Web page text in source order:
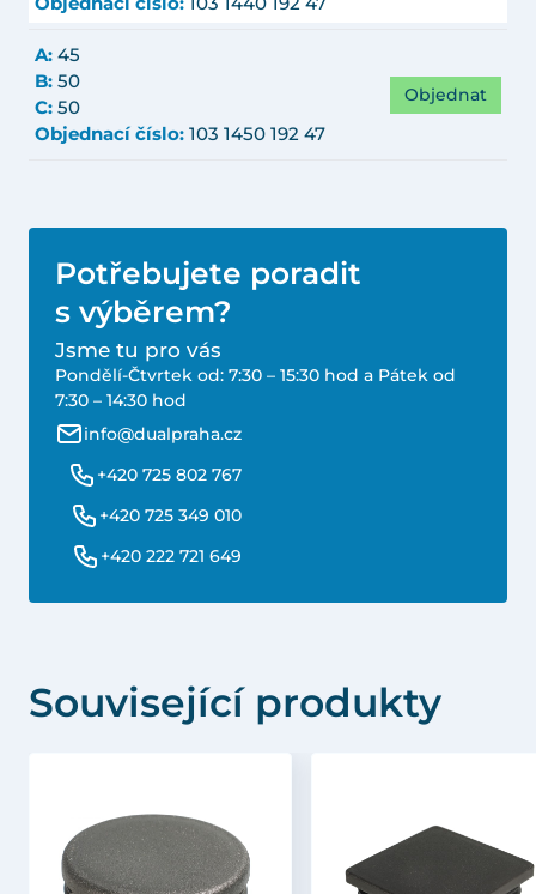
A: 45
B: 50
C: 50
Objednací číslo: 103 1450 192 47
Objednat
Potřebujete poradit
s výběrem?
Jsme tu pro vás
Pondělí-Čtvrtek od: 7:30 – 15:30 hod a Pátek od
7:30 – 14:30 hod
info@dualpraha.cz
+420 725 802 767
+420 725 349 010
+420 222 721 649
Související produkty